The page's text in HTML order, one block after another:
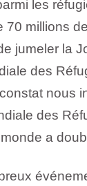
les
millions
jumeler la
des
nous
des
a